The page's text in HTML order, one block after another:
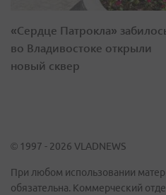
«Сердце Патрокла»
во Владивостоке открыли
новый сквер
© 1997 - 2026 VLADNEWS
При любом использовании
обязательна. Коммерческий